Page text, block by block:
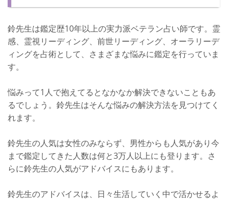
鈴先生は鑑定歴10年以上の実力派ベテラン占い師です。霊
感、霊視リーディング、前世リーディング、オーラリーデ
ィングを占術として、さまざまな悩みに鑑定を行っていま
す。
悩みって1人で抱えてるとなかなか解決できないこともあ
るでしょう。鈴先生はそんな悩みの解決方法を見つけてく
れます。
鈴先生の人気は女性のみならず、男性からも人気があり今
まで鑑定してきた人数は何と3万人以上にも登ります。さ
らに鈴先生の人気がアドバイスにもあります。
鈴先生のアドバイスは、日々生活していく中で活かせるよ